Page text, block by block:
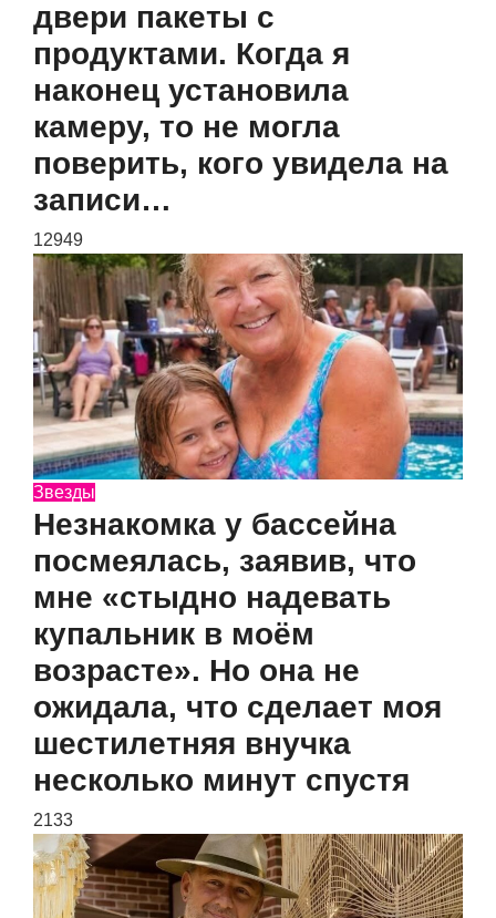
двери пакеты с
продуктами. Когда я
наконец установила
камеру, то не могла
поверить, кого увидела на
записи…
12949
Звезды
Незнакомка у бассейна
посмеялась, заявив, что
мне «стыдно надевать
купальник в моём
возрасте». Но она не
ожидала, что сделает моя
шестилетняя внучка
несколько минут спустя
2133